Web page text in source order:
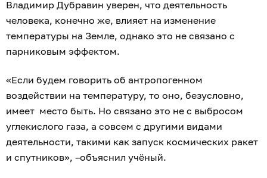
Владимир Дубравин уверен, что деятельность
человека, конечно же, влияет на изменение
температуры на Земле, однако это не связано с
парниковым эффектом.
«Если будем говорить об антропогенном
воздействии на температуру, то оно, безусловно,
имеет место быть. Но связано это не с выбросом
углекислого газа, а совсем с другими видами
деятельности, такими как запуск космических ракет
и спутников», –объяснил учёный.